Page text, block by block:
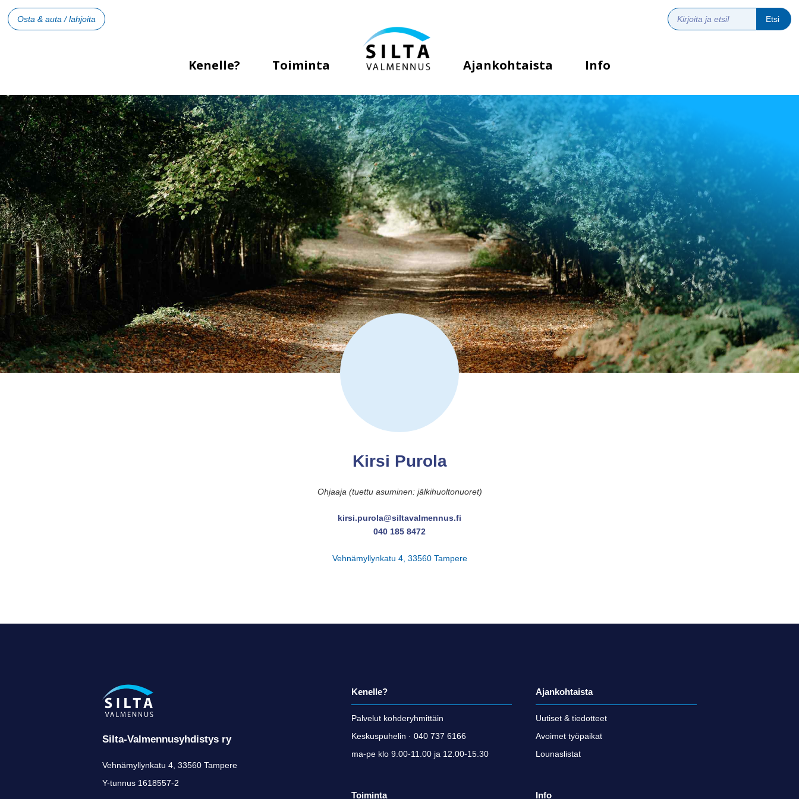
Kenelle? Toiminta Ajankohtaista Info
Osta & auta / lahjoita
Kirsi Purola
Ohjaaja (tuettu asuminen: jälkihuoltonuoret)
kirsi.purola@siltavalmennus.fi
040 185 8472
Vehnämyllynkatu 4, 33560 Tampere
Silta-Valmennusyhdistys ry
Vehnämyllynkatu 4, 33560 Tampere
Y-tunnus 1618557-2
Kenelle?
Palvelut kohderyhmittäin
Keskuspuhelin · 040 737 6166
ma-pe klo 9.00-11.00 ja 12.00-15.30
Toiminta
Ajankohtaista
Uutiset & tiedotteet
Avoimet työpaikat
Lounaslistat
Info